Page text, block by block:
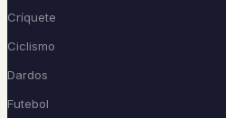
Críquete
Ciclismo
Dardos
Futebol